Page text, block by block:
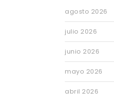
agosto 2026
julio 2026
junio 2026
mayo 2026
abril 2026